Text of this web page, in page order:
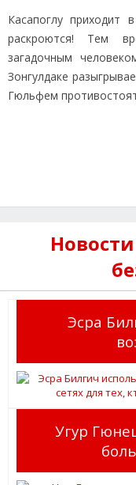
Касапоглу приходит
раскроются! Тем
загадочным
Зонгулдаке
Гюльфем
Эсра
Угур